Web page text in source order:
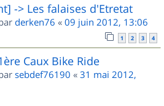
-> Les falaises d'Etretat
derken76 « 09 juin 2012, 13:06
1 2 3 4
Caux Bike Ride
sebdef76190 « 31 mai 2012,